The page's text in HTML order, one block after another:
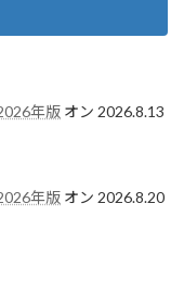
年版 オン 2026.8.13
年版 オン 2026.8.20